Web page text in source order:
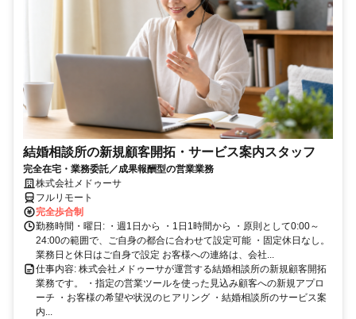
結婚相談所の新規顧客開拓・サービス案内スタッフ
完全在宅・業務委託／成果報酬型の営業業務
株式会社メドゥーサ
フルリモート
完全歩合制
勤務時間・曜日: ・週1日から ・1日1時間から ・原則として0:00～
24:00の範囲で、ご自身の都合に合わせて設定可能 ・固定休日なし。
業務日と休日はご自身で設定 お客様への連絡は、会社...
仕事内容: 株式会社メドゥーサが運営する結婚相談所の新規顧客開拓
業務です。 ・指定の営業ツールを使った見込み顧客への新規アプロ
ーチ ・お客様の希望や状況のヒアリング ・結婚相談所のサービス案
内...